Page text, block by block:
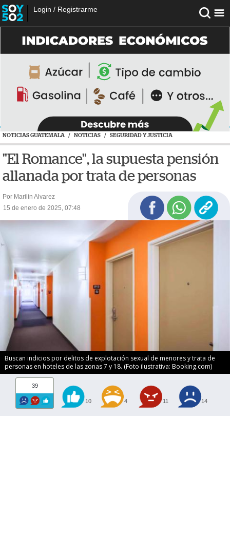
Login / Registrarme
NOTICIAS GUATEMALA / NOTICIAS / SEGURIDAD Y JUSTICIA
"El Romance", la supuesta pensión
allanada por trata de personas
Por Marilin Alvarez
15 de enero de 2025, 07:48
Buscan indicios por delitos de explotación sexual de menores y trata de
personas en hoteles de las zonas 7 y 18. (Foto ilustrativa: Booking.com)
39
10 4 11 14